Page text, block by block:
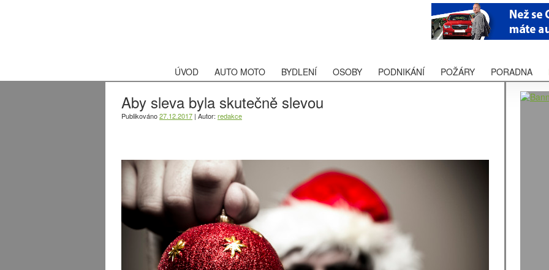
ÚVOD AUTO MOTO BYDLENÍ OSOBY PODNIKÁNÍ POŽÁRY PORADNA
Aby sleva byla skutečně slevou
Publikováno27.12.2017 | Autor: redakce